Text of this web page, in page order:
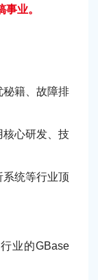
业。
秘籍、故障排
核心研发、技
统等行业顶
业的GBase